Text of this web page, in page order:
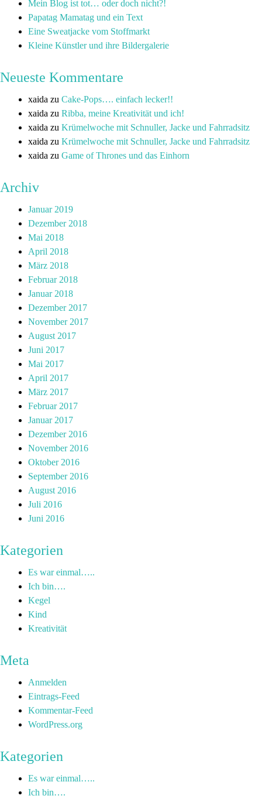
Mein Blog ist tot… oder doch nicht?!
Papatag Mamatag und ein Text
Eine Sweatjacke vom Stoffmarkt
Kleine Künstler und ihre Bildergalerie
Neueste Kommentare
xaida zu Cake-Pops…. einfach lecker!!
xaida zu Ribba, meine Kreativität und ich!
xaida zu Krümelwoche mit Schnuller, Jacke und Fahrradsitz
xaida zu Krümelwoche mit Schnuller, Jacke und Fahrradsitz
xaida zu Game of Thrones und das Einhorn
Archiv
Januar 2019
Dezember 2018
Mai 2018
April 2018
März 2018
Februar 2018
Januar 2018
Dezember 2017
November 2017
August 2017
Juni 2017
Mai 2017
April 2017
März 2017
Februar 2017
Januar 2017
Dezember 2016
November 2016
Oktober 2016
September 2016
August 2016
Juli 2016
Juni 2016
Kategorien
Es war einmal…..
Ich bin….
Kegel
Kind
Kreativität
Meta
Anmelden
Eintrags-Feed
Kommentar-Feed
WordPress.org
Kategorien
Es war einmal…..
Ich bin….